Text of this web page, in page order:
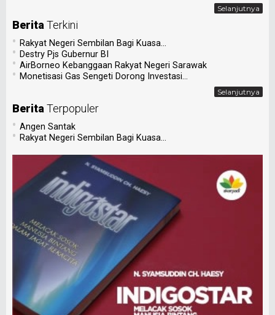
Selanjutnya
BeritaTerkini
• Rakyat Negeri Sembilan Bagi Kuasa...
• Destry Pjs Gubernur BI
• AirBorneo Kebanggaan Rakyat Negeri Sarawak
• Monetisasi Gas Sengeti Dorong Investasi...
Selanjutnya
BeritaTerpopuler
• Angen Santak
• Rakyat Negeri Sembilan Bagi Kuasa...